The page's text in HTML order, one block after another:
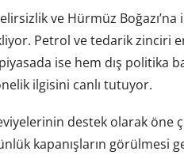
ve Hürmüz
Petrol ve tedarik zinciri
ise hem dış politika
ilgisini canlı tutuyor.
destek olarak öne
kapanışların görülmesi